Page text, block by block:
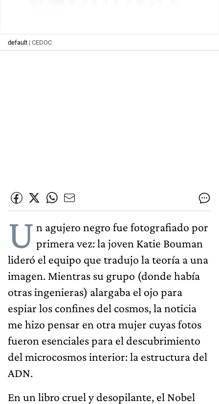
default | CEDOC
U n agujero negro fue fotografiado por
primera vez: la joven Katie Bouman
lideró el equipo que tradujo la teoría a una
imagen. Mientras su grupo (donde había
otras ingenieras) alargaba el ojo para
espiar los confines del cosmos, la noticia
me hizo pensar en otra mujer cuyas fotos
fueron esenciales para el descubrimiento
del microcosmos interior: la estructura del
ADN.
En un libro cruel y desopilante, el Nobel